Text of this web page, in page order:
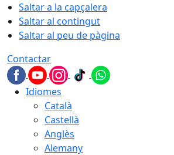
Saltar a la capçalera
Saltar al contingut
Saltar al peu de pàgina
Contactar
Idiomes
Català
Castellà
Anglès
Alemany